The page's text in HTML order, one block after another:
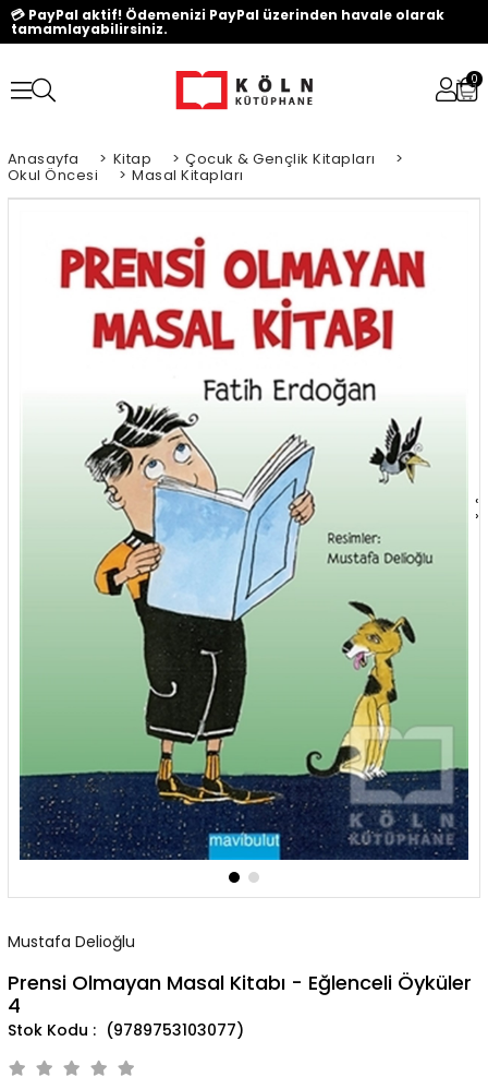
💳 PayPal aktif! Ödemenizi PayPal üzerinden havale olarak
tamamlayabilirsiniz.
0
Anasayfa > Kitap > Çocuk & Gençlik Kitapları >
Okul Öncesi > Masal Kitapları
‹
›
Mustafa Delioğlu
Prensi Olmayan Masal Kitabı - Eğlenceli Öyküler
4
(9789753103077)